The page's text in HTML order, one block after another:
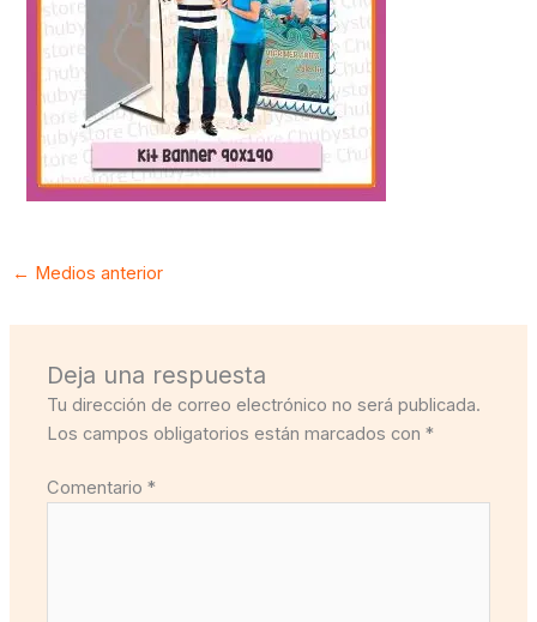
← Medios anterior
Deja una respuesta
Tu dirección de correo electrónico no será publicada.
Los campos obligatorios están marcados con*
Comentario*